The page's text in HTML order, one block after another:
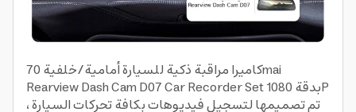
كاميرا مراقبة ذكية للسيارة أمامية/خلفية 70mai
Rearview Dash Cam D07 Car Recorder Set بدقة 1080P
، تم تصميمها لتسجيل فيديوهات بكافة تحركات السيارة